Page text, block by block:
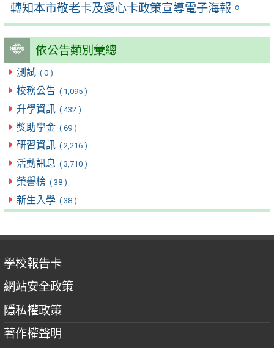
轉知本市敬老卡及愛心卡政策宣導電子海報。
依公告類別彙總
測試 ( 0 )
校務公告 ( 1,095 )
升學資訊 ( 432 )
獎助學金 ( 69 )
研習資訊 ( 2,216 )
活動訊息 ( 3,710 )
榮譽榜 ( 38 )
新生入學 ( 38 )
學校報告卡
網站安全政策
隱私權政策
著作權聲明